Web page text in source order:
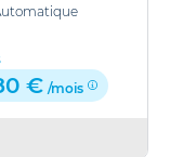
€ /mois